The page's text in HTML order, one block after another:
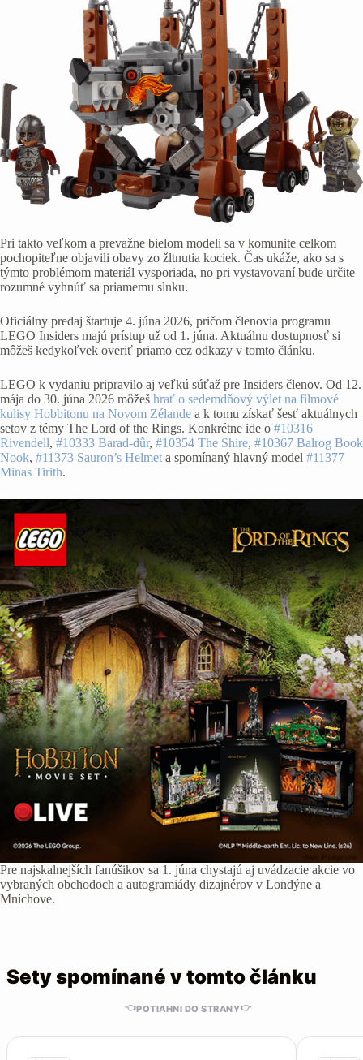
Pri takto veľkom a prevažne bielom modeli sa v komunite celkom
pochopiteľne objavili obavy zo žltnutia kociek. Čas ukáže, ako sa s
týmto problémom materiál vysporiada, no pri vystavovaní bude určite
rozumné vyhnúť sa priamemu slnku.
Oficiálny predaj štartuje 4. júna 2026, pričom členovia programu
LEGO Insiders majú prístup už od 1. júna. Aktuálnu dostupnosť si
môžeš kedykoľvek overiť priamo cez odkazy v tomto článku.
LEGO k vydaniu pripravilo aj veľkú súťaž pre Insiders členov. Od 12.
mája do 30. júna 2026 môžeš hrať o sedemdňový výlet na filmové
kulisy Hobbitonu na Novom Zélande a k tomu získať šesť aktuálnych
setov z témy The Lord of the Rings. Konkrétne ide o #10316
Rivendell, #10333 Barad-dûr, #10354 The Shire, #10367 Balrog Book
Nook, #11373 Sauron’s Helmet a spomínaný hlavný model #11377
Minas Tirith.
Pre najskalnejších fanúšikov sa 1. júna chystajú aj uvádzacie akcie vo
vybraných obchodoch a autogramiády dizajnérov v Londýne a
Mníchove.
Sety spomínané v tomto článku
👈POTIAHNI DO STRANY👉